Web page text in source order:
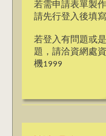
若需申請表單製
請先行登入後填寫
若登入有問題或
題，請洽資網處
機1999